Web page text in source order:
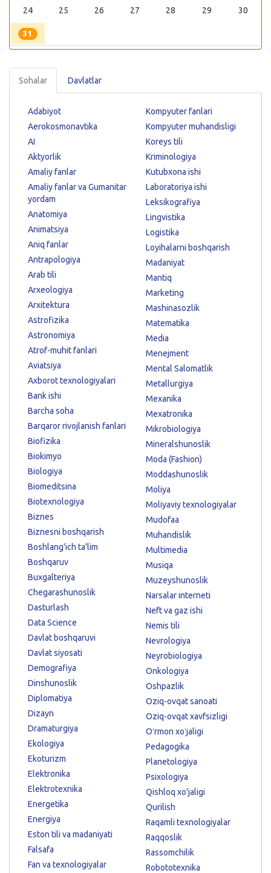
24 25 26 27 28 29 30
31
Sohalar Davlatlar
Adabiyot
Aerokosmonavtika
AI
Aktyorlik
Amaliy fanlar
Amaliy fanlar va Gumanitar
yordam
Anatomiya
Animatsiya
Aniq fanlar
Antrapologiya
Arab tili
Arxeologiya
Arxitektura
Astrofizika
Astronomiya
Atrof-muhit fanlari
Aviatsiya
Axborot texnologiyalari
Bank ishi
Barcha soha
Barqaror rivojlanish fanlari
Biofizika
Biokimyo
Biologiya
Biomeditsina
Biotexnologiya
Biznes
Biznesni boshqarish
Boshlang'ich ta'lim
Boshqaruv
Buxgalteriya
Chegarashunoslik
Dasturlash
Data Science
Davlat boshqaruvi
Davlat siyosati
Demografiya
Dinshunoslik
Diplomatiya
Dizayn
Dramaturgiya
Ekologiya
Ekoturizm
Elektronika
Elektrotexnika
Energetika
Energiya
Eston tili va madaniyati
Falsafa
Fan va texnologiyalar
Kompyuter fanlari
Kompyuter muhandisligi
Koreys tili
Kriminologiya
Kutubxona ishi
Laboratoriya ishi
Leksikografiya
Lingvistika
Logistika
Loyihalarni boshqarish
Madaniyat
Mantiq
Marketing
Mashinasozlik
Matematika
Media
Menejment
Mental Salomatlik
Metallurgiya
Mexanika
Mexatronika
Mikrobiologiya
Mineralshunoslik
Moda (Fashion)
Moddashunoslik
Moliya
Moliyaviy texnologiyalar
Mudofaa
Muhandislik
Multimedia
Musiqa
Muzeyshunoslik
Narsalar interneti
Neft va gaz ishi
Nemis tili
Nevrologiya
Neyrobiologiya
Onkologiya
Oshpazlik
Oziq-ovqat sanoati
Oziq-ovqat xavfsizligi
Oʻrmon xoʻjaligi
Pedagogika
Planetologiya
Psixologiya
Qishloq xo'jaligi
Qurilish
Raqamli texnologiyalar
Raqqoslik
Rassomchilik
Robototexnika